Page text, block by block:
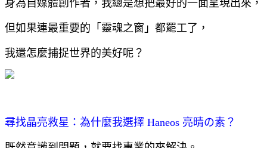
身為自媒體創作者，我總是想把最好的一面呈現出來，
但如果連最重要的「靈魂之窗」都罷工了，
我還怎麼捕捉世界的美好呢？
尋找晶亮救星：為什麼我選擇 Haneos 亮晴の素？